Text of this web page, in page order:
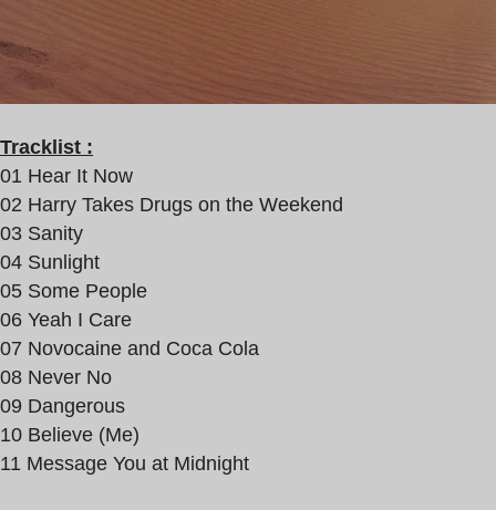
Tracklist :
01 Hear It Now
02 Harry Takes Drugs on the Weekend
03 Sanity
04 Sunlight
05 Some People
06 Yeah I Care
07 Novocaine and Coca Cola
08 Never No
09 Dangerous
10 Believe (Me)
11 Message You at Midnight